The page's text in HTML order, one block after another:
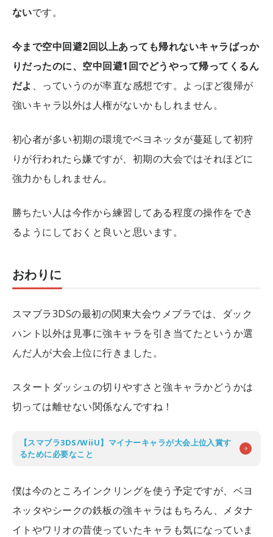
ないです。
今まで空中回避2回以上あっても帰れないキャラばっか
りだったのに、空中回避1回でどうやって帰ってくるん
だよ 、っていうのが率直な感想です。よっぽど復帰が
強いキャラ以外は人権がないかもしれません。
初心者が多い初期の環境でベヨネッタが蔓延して初狩
りが行われたら嫌ですが、初期の大会ではそれほどに
強力かもしれません。
勝ちたい人は今作から練習してある程度の操作をでき
るようにしておくと良いと思います。
おわりに
スマブラ3DSの最初の関東大会ウメブラでは、ダック
ハント以外は見事に強キャラを引き当てたというか選
んだ人が大会上位に行きました。
スタートダッシュの切りやすさと強キャラかどうかは
切っては離せない関係なんですね！
【スマブラ3DS/WiiU】マイナーキャラが大会上位入賞す
るために必要なこと
僕は今のところインクリングを使う予定ですが、ベヨ
ネッタやシークの鉄板の強キャラはもちろん、メタナ
イトやワリオの昔使っていたキャラも気になっていま